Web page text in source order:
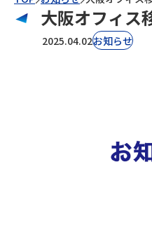
大阪オフィス
2025.04.02お知らせ